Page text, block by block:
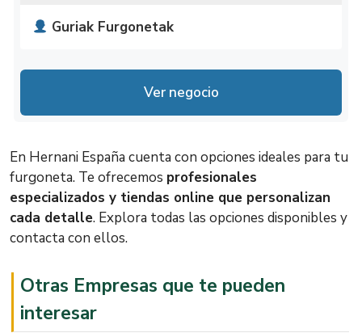
Guriak Furgonetak
Lunes
No disponible
No disponible
Jueves
No disponible
Ahora Cerrado
Viernes
No disponible
Domingo
No disponible
Ver negocio
En Hernani España cuenta con opciones ideales para tu
furgoneta. Te ofrecemos profesionales
especializados y tiendas online que personalizan
cada detalle. Explora todas las opciones disponibles y
contacta con ellos.
Otras Empresas que te pueden
interesar